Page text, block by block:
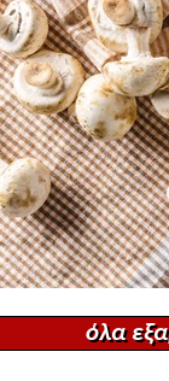
όλα